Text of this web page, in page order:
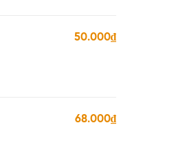
50.000₫
68.000₫